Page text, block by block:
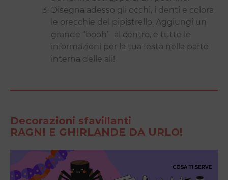
Disegna adesso gli occhi, i denti e colora
le orecchie del pipistrello. Aggiungi un
grande “booh” al centro, e tutte le
informazioni per la tua festa nella parte
interna delle ali!
Decorazioni sfavillanti
RAGNI E GHIRLANDE DA URLO!